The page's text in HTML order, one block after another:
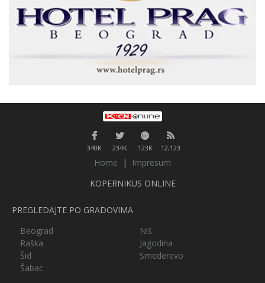
340K 234K 123K 12,123
Home |
Impresum
KOPERNIKUS ONLINE
PREGLEDAJTE PO GRADOVIMA
Beograd
Niš
Raška
Jagodina
Šid
Smederevo
Šabac